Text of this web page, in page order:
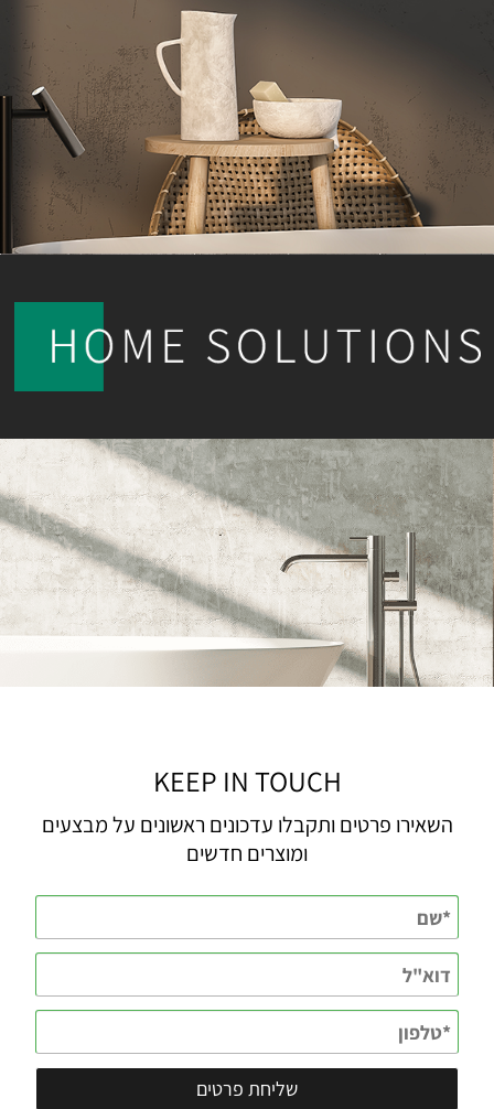
KEEP IN TOUCH
השאירו פרטים ותקבלו עדכונים ראשונים על מבצעים
ומוצרים חדשים